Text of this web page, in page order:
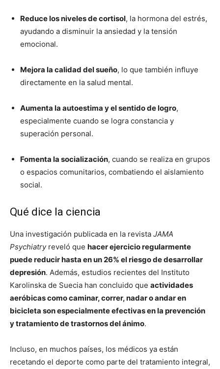
Reduce los niveles de cortisol, la hormona del estrés,
ayudando a disminuir la ansiedad y la tensión
emocional.
Mejora la calidad del sueño, lo que también influye
directamente en la salud mental.
Aumenta la autoestima y el sentido de logro,
especialmente cuando se logra constancia y
superación personal.
Fomenta la socialización, cuando se realiza en grupos
o espacios comunitarios, combatiendo el aislamiento
social.
Qué dice la ciencia
Una investigación publicada en la revista JAMA
Psychiatryreveló que hacer ejercicio regularmente
puede reducir hasta en un 26% el riesgo de desarrollar
depresión. Además, estudios recientes del Instituto
Karolinska de Suecia han concluido que actividades
aeróbicas como caminar, correr, nadar o andar en
bicicleta son especialmente efectivas en la prevención
y tratamiento de trastornos del ánimo.
Incluso, en muchos países, los médicos ya están
recetando el deporte como parte del tratamiento integral,